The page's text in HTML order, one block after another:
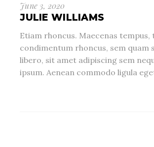
June 3, 2020
JULIE WILLIAMS
Etiam rhoncus. Maecenas tempus,
condimentum rhoncus, sem quam
libero, sit amet adipiscing sem
ipsum. Aenean commodo ligula